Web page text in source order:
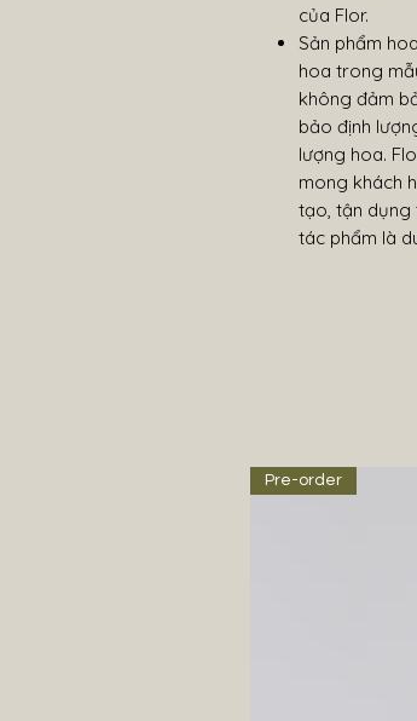
của Flor.
Sản phẩm
hoa trong
không đảm
bảo định
lượng hoa.
mong khách
tạo, tận dụng
tác phẩm là
Pre-order